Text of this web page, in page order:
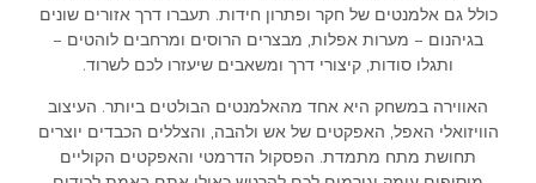
כולל גם אלמנטים של חקר ופתרון חידות. תעברו דרך אזורים שונים
בגיהנום – מערות אפלות, מבצרים הרוסים ומרחבים לוהטים –
ותגלו סודות, קיצורי דרך ומשאבים שיעזרו לכם לשרוד.
האווירה במשחק היא אחד מהאלמנטים הבולטים ביותר. העיצוב
הוויזואלי האפל, האפקטים של אש ולהבה, והצללים הכבדים יוצרים
תחושת מתח מתמדת. הפסקול הדרמטי והאפקטים הקוליים